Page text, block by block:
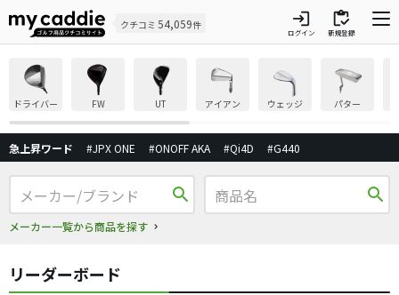
クチコミ 54,059件 login
ログイン
inventory
新規登録
ドライバー FW UT アイアン ウェッジ パター
急上昇ワード #JPX ONE #ONOFF AKA #Qi4D #G440
search
メーカー一覧から商品を探す
search
リーダーボード